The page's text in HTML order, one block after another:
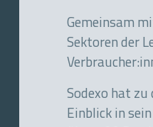
Gemeinsam
Sektoren der
Sodexo hat
Einblick in